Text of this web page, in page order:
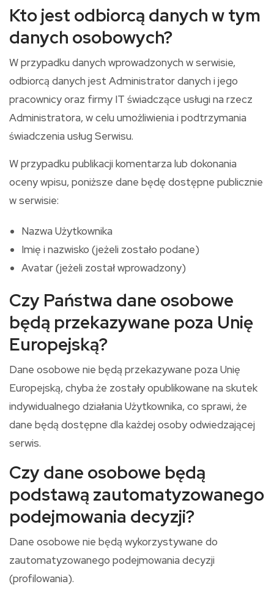
Kto jest odbiorcą danych w tym
danych osobowych?
W przypadku danych wprowadzonych w serwisie,
odbiorcą danych jest Administrator danych i jego
pracownicy oraz firmy IT świadczące usługi na rzecz
Administratora, w celu umożliwienia i podtrzymania
świadczenia usług Serwisu.
W przypadku publikacji komentarza lub dokonania
oceny wpisu, poniższe dane będę dostępne publicznie
w serwisie:
Nazwa Użytkownika
Imię i nazwisko (jeżeli zostało podane)
Avatar (jeżeli został wprowadzony)
Czy Państwa dane osobowe
będą przekazywane poza Unię
Europejską?
Dane osobowe nie będą przekazywane poza Unię
Europejską, chyba że zostały opublikowane na skutek
indywidualnego działania Użytkownika, co sprawi, że
dane będą dostępne dla każdej osoby odwiedzającej
serwis.
Czy dane osobowe będą
podstawą zautomatyzowanego
podejmowania decyzji?
Dane osobowe nie będą wykorzystywane do
zautomatyzowanego podejmowania decyzji
(profilowania).